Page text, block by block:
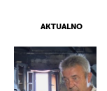
AKTUALNO